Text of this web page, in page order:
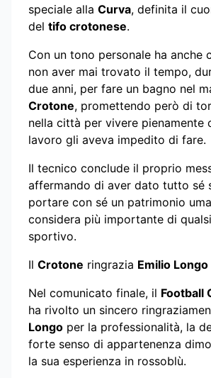
speciale alla Curva, definita il
del tifo crotonese.
Con un tono personale ha anche
non aver mai trovato il tempo,
due anni, per fare un bagno nel
Crotone, promettendo però di
nella città per vivere pienamente
lavoro gli aveva impedito di fare.
Il tecnico conclude il proprio
affermando di aver dato tutto sé
portare con sé un patrimonio
considera più importante di
sportivo.
Il Crotone ringrazia Emilio Longo
Nel comunicato finale, il Football
ha rivolto un sincero
Longo per la professionalità, la
forte senso di appartenenza
la sua esperienza in rossoblù.